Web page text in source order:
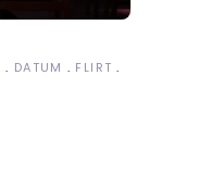
DATUM
FLIRT